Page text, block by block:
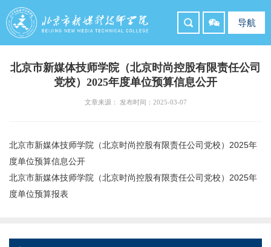
导航
北京市新媒体技师学院（北京时尚控股有限责任公司
党校）2025年度单位预算信息公开
文章来源： 发布时间：2025-03-07
北京市新媒体技师学院（北京时尚控股有限责任公司党校）2025年
度单位预算信息公开
北京市新媒体技师学院（北京时尚控股有限责任公司党校）2025年
度单位预算报表